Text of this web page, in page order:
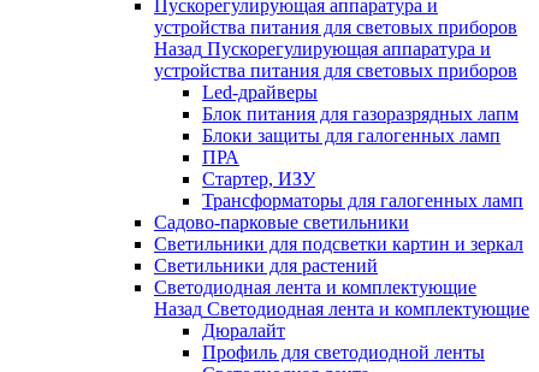
Пускорегулирующая аппаратура и
устройства питания для световых приборов
Назад Пускорегулирующая аппаратура и
устройства питания для световых приборов
Led-драйверы
Блок питания для газоразрядных лапм
Блоки защиты для галогенных ламп
ПРА
Стартер, ИЗУ
Трансформаторы для галогенных ламп
Садово-парковые светильники
Светильники для подсветки картин и зеркал
Светильники для растений
Светодиодная лента и комплектующие
Назад Светодиодная лента и комплектующие
Дюралайт
Профиль для светодиодной ленты